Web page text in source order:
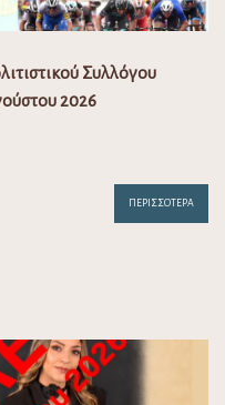
Συλλόγου
2026
ΠΕΡΙΣΣΌΤΕΡΑ